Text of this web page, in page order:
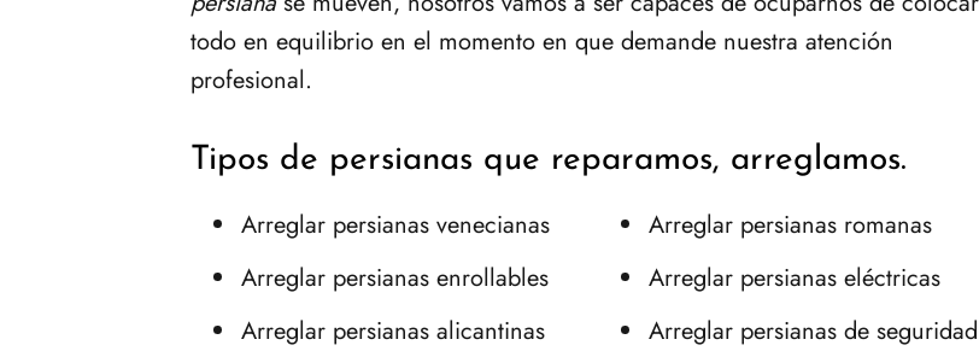
todo en equilibrio en el momento en que demande nuestra atención
profesional.
Tipos de persianas que reparamos, arreglamos.
Arreglar persianas venecianas
Arreglar persianas enrollables
Arreglar persianas alicantinas
Arreglar persianas romanas
Arreglar persianas eléctricas
Arreglar persianas de seguridad